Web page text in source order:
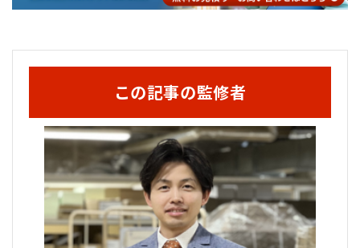
この記事の監修者